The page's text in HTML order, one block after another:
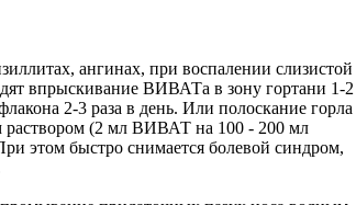
ангинах, при воспалении слизистой
впрыскивание ВИВАТа в зону гортани 1-2
2-3 раза в день. Или полоскание горла
(2 мл ВИВАТ на 100 - 200 мл
этом быстро снимается болевой синдром,